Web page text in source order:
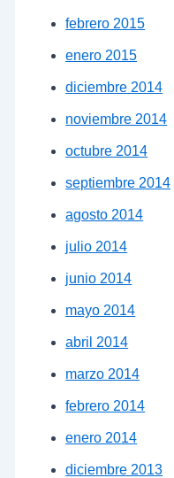
febrero 2015
enero 2015
diciembre 2014
noviembre 2014
octubre 2014
septiembre 2014
agosto 2014
julio 2014
junio 2014
mayo 2014
abril 2014
marzo 2014
febrero 2014
enero 2014
diciembre 2013